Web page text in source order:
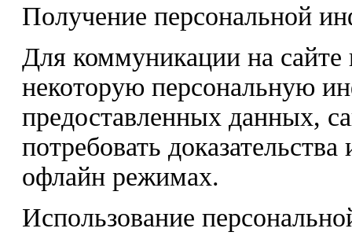
Получение персональной
Для коммуникации на сайте
некоторую персональную
предоставленных данных,
потребовать
офлайн режимах.
Использование